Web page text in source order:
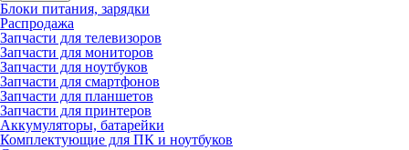
Блоки питания, зарядки
Распродажа
Запчасти для телевизоров
Запчасти для мониторов
Запчасти для ноутбуков
Запчасти для смартфонов
Запчасти для планшетов
Запчасти для принтеров
Аккумуляторы, батарейки
Комплектующие для ПК и ноутбуков